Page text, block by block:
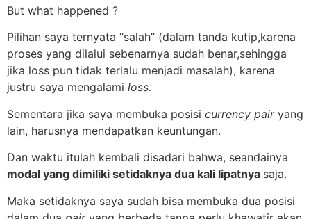
But what happened ?
Pilihan saya ternyata “salah” (dalam tanda kutip,karena
proses yang dilalui sebenarnya sudah benar,sehingga
jika loss pun tidak terlalu menjadi masalah), karena
justru saya mengalami loss.
Sementara jika saya membuka posisi currency pair yang
lain, harusnya mendapatkan keuntungan.
Dan waktu itulah kembali disadari bahwa, seandainya
modal yang dimiliki setidaknya dua kali lipatnya saja.
Maka setidaknya saya sudah bisa membuka dua posisi